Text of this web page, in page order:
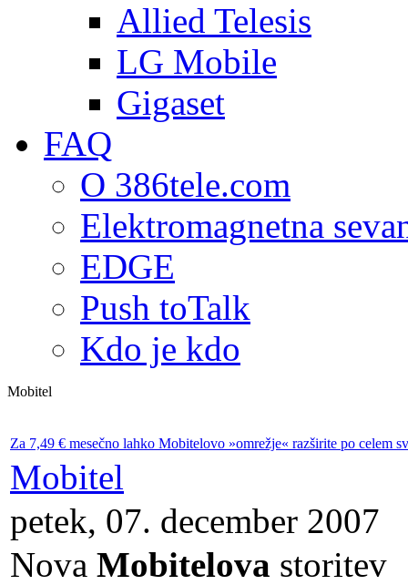
Allied Telesis
LG Mobile
Gigaset
FAQ
O 386tele.com
Elektromagnetna
EDGE
Push toTalk
Kdo je kdo
Mobitel
Za 7,49 € mesečno lahko Mobitelovo »omrežje« razširite po celem
Mobitel
petek, 07. december 2007
Nova Mobitelova storitev